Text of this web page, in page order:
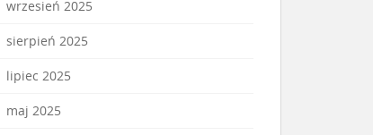
wrzesień 2025
sierpień 2025
lipiec 2025
maj 2025